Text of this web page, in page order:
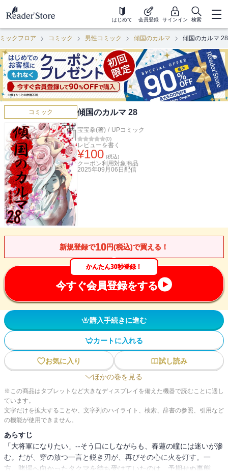
はじめて 会員登録 サインイン 検索
ックフロア コミック 男性コミック 傾国のカルマ 傾国のカルマ 28
コミック 傾国のカルマ 28
宝宝拳(著) / UPコミック
(0)
レビューを書く
¥100 (税込)
クーポン利用対象商品
2025年09月06日 配信
新規登録で10円(税込)で買える！
かんたん30秒登録！
今すぐ会員登録をする
購入手続きに進む
カートに入れる
お気に入り
試し読み
ほかの巻を見る
※この商品はタブレットなど大きなディスプレイを備えた機器で読むことに適し
ています。
文字だけを拡大することや、文字列のハイライト、検索、辞書の参照、引用など
の機能が使用できません。
あらすじ
「大将軍になりたい」--そう口にしながらも、春蓮の瞳には迷いが滲
む。だが、穿の放つ一言と鋭き刃が、再びその心に火を灯す。一
方、賭場へ向かったタクマを待ち受けていたのは、予期せぬ事態